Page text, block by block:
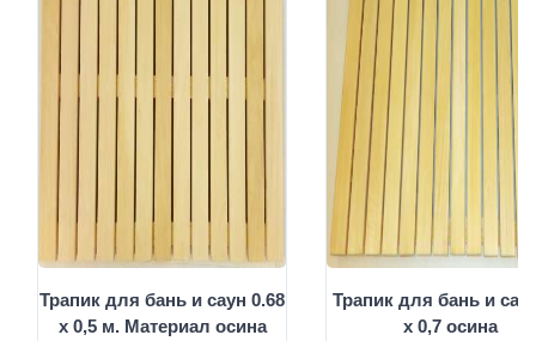
Трапик для бань и саун 0.68
х 0,5 м. Материал осина
Трапик для бань и
х 0,7 осина